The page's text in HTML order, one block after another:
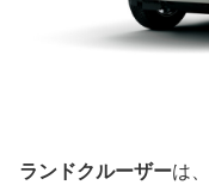
ランドクルーザーは、